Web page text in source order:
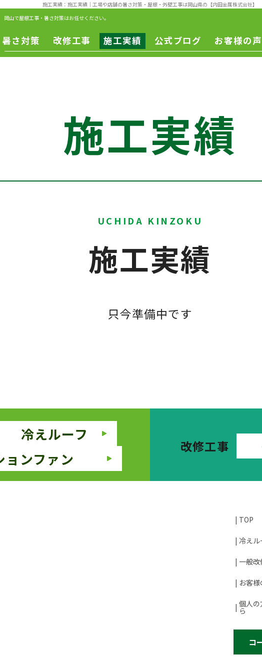
施工実績：施工実績 ｜工場や店舗の暑さ対策・屋根・外壁工事は岡山県の【内田金属株式会社】
岡山で屋根工事・暑さ対策はお任せください。
暑さ対策 改修工事 施工実績 公式ブログ お客様の声
施工実績
施工実績
只今準備中です
冷えルーフ
ョンファン
改修工事
TOP
冷えル
一般改
お客様
個人の
ら
コ